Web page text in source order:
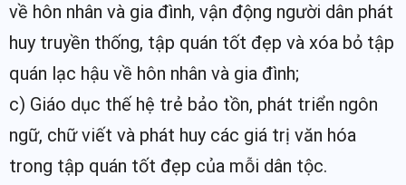
về hôn nhân và gia đình, vận động người dân phát
huy truyền thống, tập quán tốt đẹp và xóa bỏ tập
quán lạc hậu về hôn nhân và gia đình;
c) Giáo dục thế hệ trẻ bảo tồn, phát triển ngôn
ngữ, chữ viết và phát huy các giá trị văn hóa
trong tập quán tốt đẹp của mỗi dân tộc.